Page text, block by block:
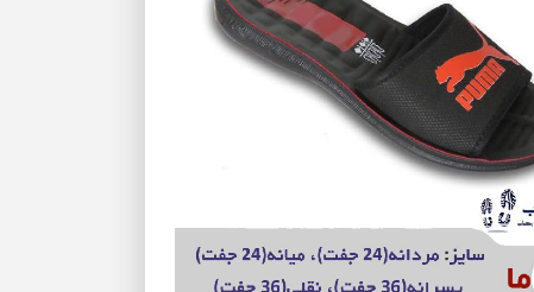
بزرگنمایی تصویر